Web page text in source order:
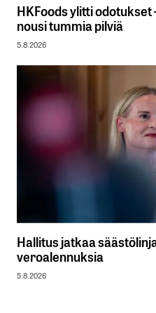
HKFoods ylitti
nousi tummia pilviä
5.8.2026
Hallitus jatkaa
veroalennuksia
5.8.2026